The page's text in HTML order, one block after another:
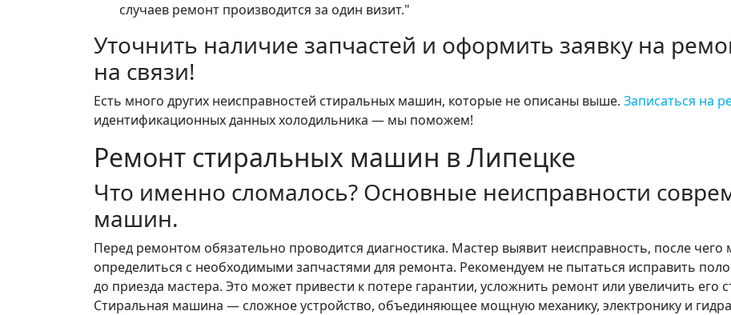
случаев ремонт производится за один визит."
Уточнить наличие запчастей и оформить заявку на
на связи!
Есть много других неисправностей стиральных машин, которые не описаны выше. Записаться на
идентификационных данных холодильника — мы поможем!
Ремонт стиральных машин в Липецке
Что именно сломалось? Основные неисправности
машин.
Перед ремонтом обязательно проводится диагностика. Мастер выявит неисправность, после чего
определиться с необходимыми запчастями для ремонта. Рекомендуем не пытаться исправить
до приезда мастера. Это может привести к потере гарантии, усложнить ремонт или увеличить его
Стиральная машина — сложное устройство, объединяющее мощную механику, электронику и